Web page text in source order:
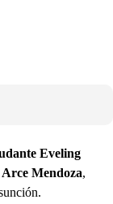
Eveling
Mendoza,